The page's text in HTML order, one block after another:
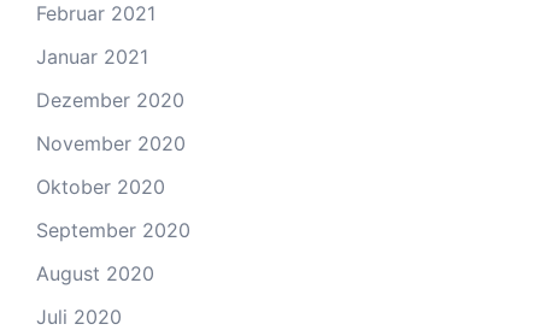
Februar 2021
Januar 2021
Dezember 2020
November 2020
Oktober 2020
September 2020
August 2020
Juli 2020